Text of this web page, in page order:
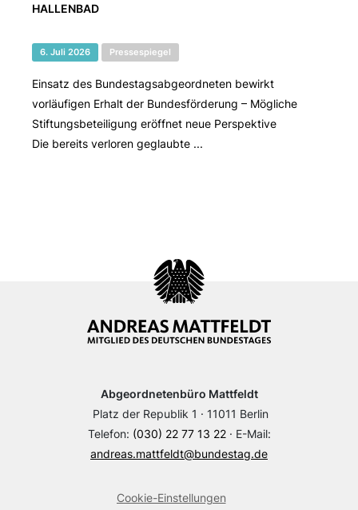
HALLENBAD
6. Juli 2026 Pressespiegel
Einsatz des Bundestagsabgeordneten bewirkt
vorläufigen Erhalt der Bundesförderung – Mögliche
Stiftungsbeteiligung eröffnet neue Perspektive
Die bereits verloren geglaubte ...
Abgeordnetenbüro Mattfeldt
Platz der Republik 1 · 11011 Berlin
Telefon: (030) 22 77 13 22· E-Mail:
andreas.mattfeldt@bundestag.de
Cookie-Einstellungen